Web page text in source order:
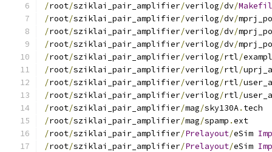
/root/sziklai_pair_amplifier/verilog/dv/
/root/sziklai_pair_amplifier/verilog/dv/
/root/sziklai_pair_amplifier/verilog/dv/
/root/sziklai_pair_amplifier/verilog/dv/
/root/sziklai_pair_amplifier/verilog/rtl/
/root/sziklai_pair_amplifier/verilog/rtl/
/root/sziklai_pair_amplifier/verilog/rtl/
/root/sziklai_pair_amplifier/verilog/rtl/
/root/sziklai_pair_amplifier/mag/sky130A. tech
/root/sziklai_pair_amplifier/mag/spamp .ext
/root/sziklai_pair_amplifier/Prelayout/eSim
/root/sziklai_pair_amplifier/Prelayout/eSim